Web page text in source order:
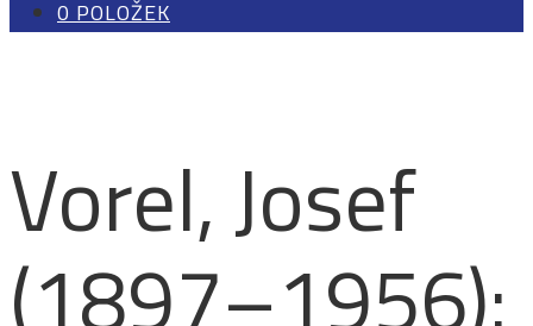
0 POLOŽEK
Vorel, Josef
(1897–1956):